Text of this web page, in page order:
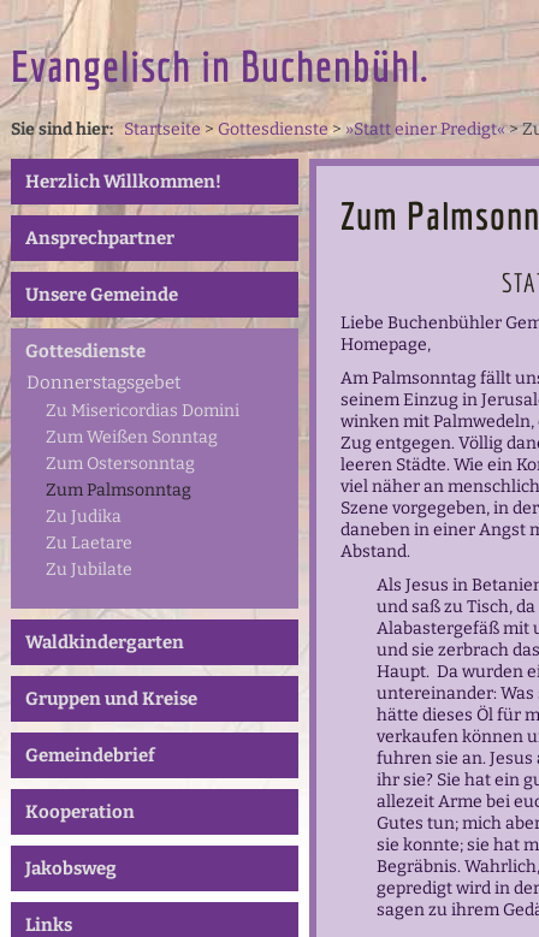
Evangelisch in Buchenbühl.
Sie sind hier:Startseite > Gottesdienste> »Statt einer Predigt«>
Herzlich Willkommen!
Ansprechpartner
Unsere Gemeinde
Gottesdienste
Donnerstagsgebet
Zu Misericordias Domini
Zum Weißen Sonntag
Zum Ostersonntag
Zum Palmsonntag
Zu Judika
Zu Laetare
Zu Jubilate
Waldkindergarten
Gruppen und Kreise
Gemeindebrief
Kooperation
Jakobsweg
Links
Zum
Liebe Buchenbühler
Homepage,
Am Palmsonntag fällt
seinem Einzug in
winken mit Palmwedeln,
Zug entgegen. Völlig
leeren Städte. Wie ein
viel näher an
Szene vorgegeben, in
daneben in einer Angst
Abstand.
Als Jesus in
und saß zu Tisch,
Alabastergefäß mit
und sie zerbrach
Haupt. Da wurden
untereinander: Was
hätte dieses Öl für
verkaufen können
fuhren sie an.
ihr sie? Sie hat ein
allezeit Arme bei
Gutes tun; mich
sie konnte; sie hat
Begräbnis.
gepredigt wird in
sagen zu ihrem